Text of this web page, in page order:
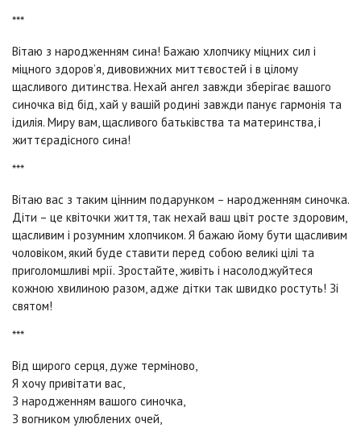
***
Вітаю з народженням сина! Бажаю хлопчику міцних сил і
міцного здоров’я, дивовижних миттєвостей і в цілому
щасливого дитинства. Нехай ангел завжди зберігає вашого
синочка від бід, хай у вашій родині завжди панує гармонія та
ідилія. Миру вам, щасливого батьківства та материнства, і
життєрадісного сина!
***
Вітаю вас з таким цінним подарунком – народженням синочка.
Діти – це квіточки життя, так нехай ваш цвіт росте здоровим,
щасливим і розумним хлопчиком. Я бажаю йому бути щасливим
чоловіком, який буде ставити перед собою великі цілі та
приголомшливі мрії. Зростайте, живіть і насолоджуйтеся
кожною хвилиною разом, адже дітки так швидко ростуть! Зі
святом!
***
Від щирого серця, дуже терміново,
Я хочу привітати вас,
З народженням вашого синочка,
З вогником улюблених очей,